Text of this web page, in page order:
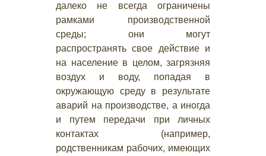
далеко не всегда ограничены
рамками производственной
среды; они могут
распространять свое действие и
на население в целом, загрязняя
воздух и воду, попадая в
окружающую среду в результате
аварий на производстве, а иногда
и путем передачи при личных
контактах (например,
родственникам рабочих, имеющих